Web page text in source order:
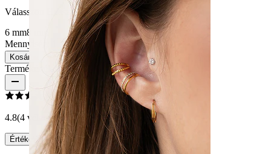
Válasszon Hossz
6 mm8 mm
Mennyiség: 1
Csere
Kosárba
Termékértékelések
4.8(4 vélemény)
Értékelés írása